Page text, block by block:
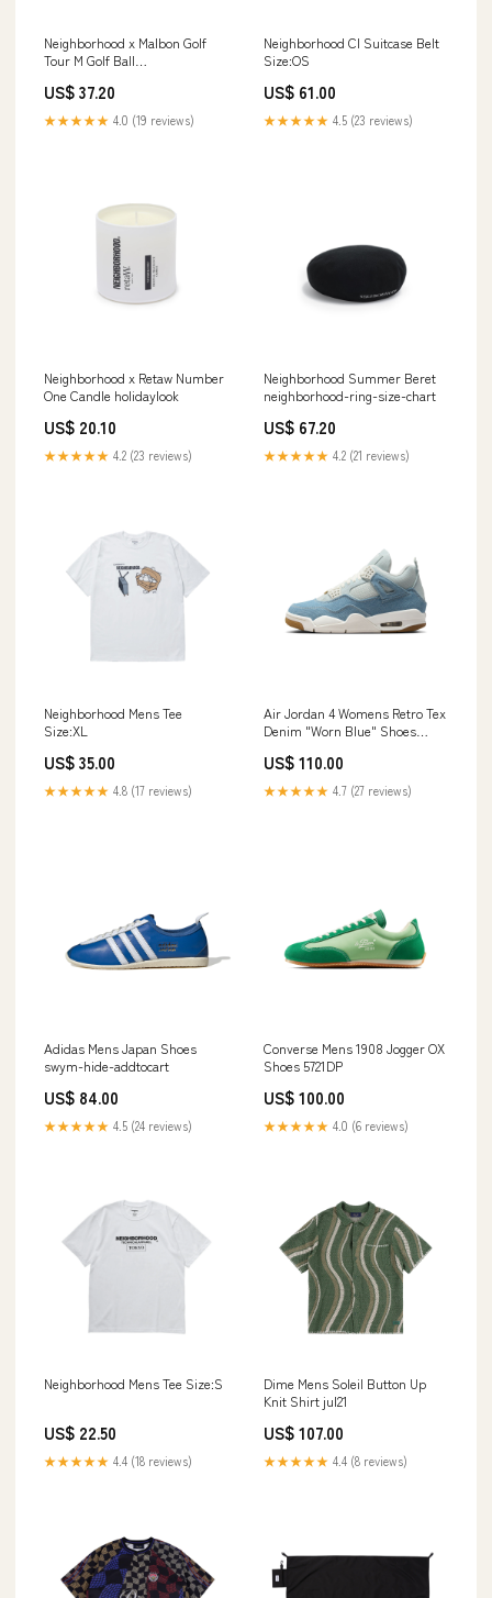
Neighborhood x Malbon Golf
Tour M Golf Ball
footwear-size-chart
US$ 37.20
★★★★★ 4.0 (19 reviews)
Neighborhood CI Suitcase Belt
Size:OS
US$ 61.00
★★★★★ 4.5 (23 reviews)
Neighborhood x Retaw Number
One Candle holidaylook
US$ 20.10
★★★★★ 4.2 (23 reviews)
Neighborhood Summer Beret
neighborhood-ring-size-chart
US$ 67.20
★★★★★ 4.2 (21 reviews)
Neighborhood Mens Tee
Size:XL
US$ 35.00
★★★★★ 4.8 (17 reviews)
Air Jordan 4 Womens Retro Tex
Denim "Worn Blue" Shoes
US$ 110.00
★★★★★ 4.7 (27 reviews)
Adidas Mens Japan Shoes
swym-hide-addtocart
US$ 84.00
★★★★★ 4.5 (24 reviews)
Converse Mens 1908 Jogger OX
Shoes 5721DP
US$ 100.00
★★★★★ 4.0 (6 reviews)
Neighborhood Mens Tee Size:S
US$ 22.50
★★★★★ 4.4 (18 reviews)
Dime Mens Soleil Button Up
Knit Shirt jul21
US$ 107.00
★★★★★ 4.4 (8 reviews)